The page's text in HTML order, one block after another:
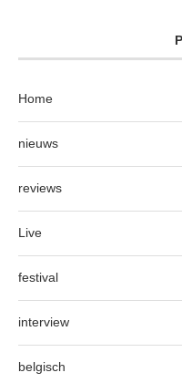
Home
nieuws
reviews
Live
festival
interview
belgisch